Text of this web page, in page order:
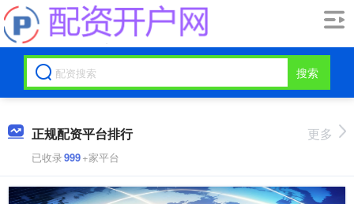
搜索
正规配资平台排行
已收录999+家平台
更多